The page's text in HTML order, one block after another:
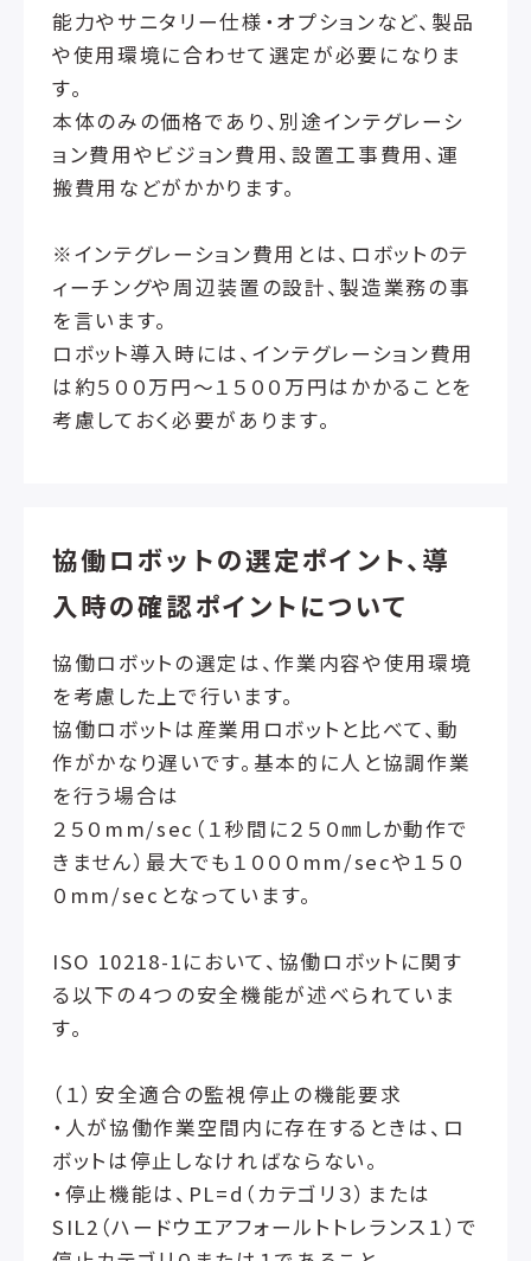
能力やサニタリー仕様・オプションなど、製品
や使用環境に合わせて選定が必要になりま
す。
本体のみの価格であり、別途インテグレーシ
ョン費用やビジョン費用、設置工事費用、運
搬費用などがかかります。
※インテグレーション費用とは、ロボットのテ
ィーチングや周辺装置の設計、製造業務の事
を言います。
ロボット導入時には、インテグレーション費用
は約５００万円～１５００万円はかかることを
考慮しておく必要があります。
協働ロボットの選定ポイント、導
入時の確認ポイントについて
協働ロボットの選定は、作業内容や使用環境
を考慮した上で行います。
協働ロボットは産業用ロボットと比べて、動
作がかなり遅いです。基本的に人と協調作業
を行う場合は
２５０mm/sec（１秒間に２５０㎜しか動作で
きません）最大でも１０００mm/secや１５０
０mm/secとなっています。
ISO 10218-1において、協働ロボットに関す
る以下の４つの安全機能が述べられていま
す。
（１）安全適合の監視停止の機能要求
・人が協働作業空間内に存在するときは、ロ
ボットは停止しなければならない。
・停止機能は、PL=d（カテゴリ３）または
SIL2（ハードウエアフォールトトレランス１）で